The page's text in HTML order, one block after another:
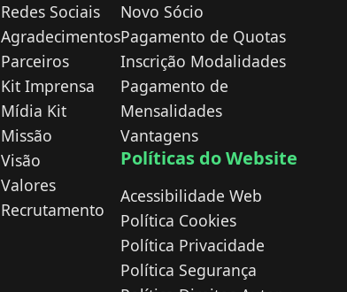
Redes Sociais
Agradecimentos
Parceiros
Kit Imprensa
Mídia Kit
Missão
Visão
Valores
Recrutamento
Novo Sócio
Pagamento de Quotas
Inscrição Modalidades
Pagamento de
Mensalidades
Vantagens
Políticas do Website
Acessibilidade Web
Política Cookies
Política Privacidade
Política Segurança